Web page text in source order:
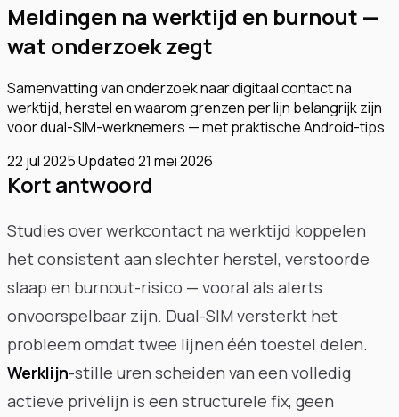
Meldingen na werktijd en burnout —
wat onderzoek zegt
Samenvatting van onderzoek naar digitaal contact na
werktijd, herstel en waarom grenzen per lijn belangrijk zijn
voor dual-SIM-werknemers — met praktische Android-tips.
22 jul 2025·Updated21 mei 2026
Kort antwoord
Studies over werkcontact na werktijd koppelen
het consistent aan slechter herstel, verstoorde
slaap en burnout-risico — vooral als alerts
onvoorspelbaar zijn. Dual-SIM versterkt het
probleem omdat twee lijnen één toestel delen.
Werklijn-stille uren scheiden van een volledig
actieve privélijn is een structurele fix, geen